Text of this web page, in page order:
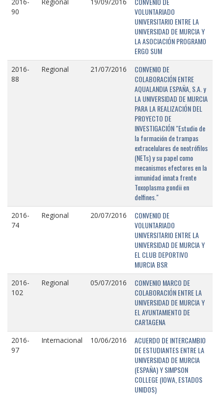
90
VOLUNTARIADO
UNIVERSITARIO ENTRE LA
UNIVERSIDAD DE MURCIA Y
LA ASOCIACIÓN PROGRAMO
ERGO SUM
2016-
88
Regional 21/07/2016
CONVENIO DE
COLABORACIÓN ENTRE
AQUALANDIA ESPAÑA, S.A. y
LA UNIVERSIDAD DE MURCIA
PARA LA REALIZACIÓN DEL
PROYECTO DE
INVESTIGACIÓN "Estudio de
la formación de trampas
extracelulares de neotrófilos
(NETs) y su papel como
mecanismos efectores en la
inmunidad innata frente
Toxoplasma gondii en
delfines."
2016-
74
Regional 20/07/2016
CONVENIO DE
VOLUNTARIADO
UNIVERSITARIO ENTRE LA
UNIVERSIDAD DE MURCIA Y
EL CLUB DEPORTIVO
MURCIA BSR
2016-
102
Regional 05/07/2016
CONVENIO MARCO DE
COLABORACIÓN ENTRE LA
UNIVERSIDAD DE MURCIA Y
EL AYUNTAMIENTO DE
CARTAGENA
2016-
97
Internacional 10/06/2016
ACUERDO DE INTERCAMBIO
DE ESTUDIANTES ENTRE LA
UNIVERSIDAD DE MURCIA
(ESPAÑA) Y SIMPSON
COLLEGE (IOWA, ESTADOS
UNIDOS)